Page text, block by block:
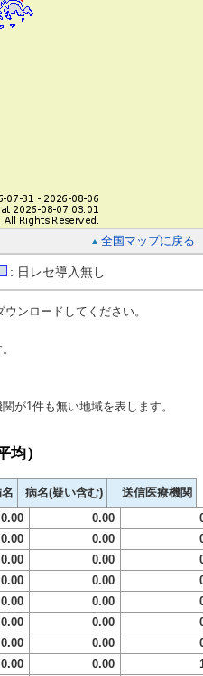
全国マップに戻る
: 日レセ導入無し
ウンロードしてください。
が1件も無い地域を表します。
均）
病名(疑い含む)
送信医療機関
0.00 0.00
0.00 0.00
0.00 0.00
0.00 0.00
0.00 0.00
0.00 0.00
0.00 0.00
0.00 0.00